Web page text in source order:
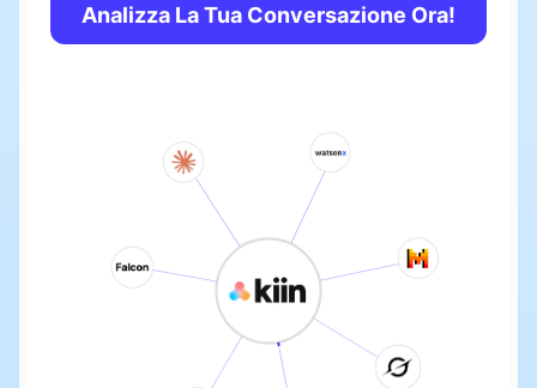
Analizza La Tua Conversazione Ora!